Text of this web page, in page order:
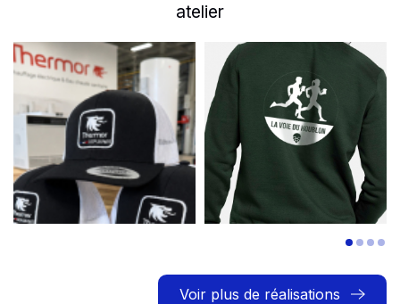
atelier
slide1 to 2of 8
Thermor s’équipe pour
Read more Les
Read more
Voir plus de réalisations